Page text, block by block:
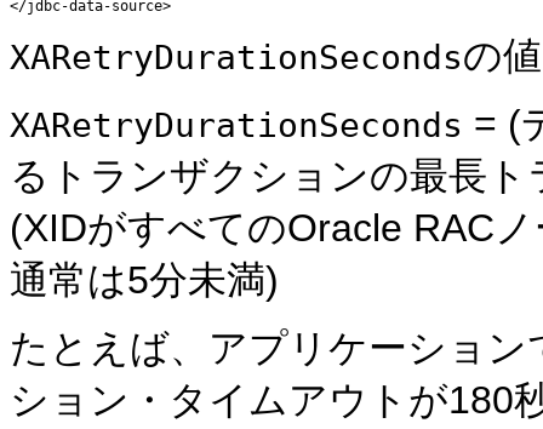
XARetryDurationSecondsの
XARetryDurationSeconds = (
るトランザクションの最長
(XIDがすべてのOracle RAC
通常は5分未満)
たとえば、アプリケーショ
ション・タイムアウトが180